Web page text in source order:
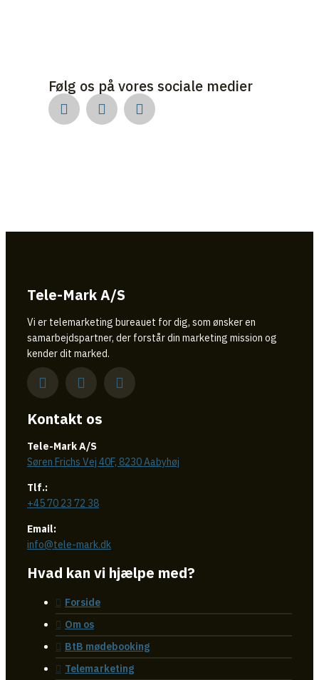
Følg os på vores sociale medier
Tele-Mark A/S
Vi er telemarketing bureauet for dig, som ønsker en
samarbejdspartner, der forstår din marketing mission og
kender dit marked.
Kontakt os
Tele-Mark A/S
Søren Frichs Vej 40F, 8230 Aabyhøj
Tlf.:
+45 70 23 72 38
Email:
info@tele-mark.dk
Hvad kan vi hjælpe med?
Forside
Om os
BtB mødebooking
Telemarketing